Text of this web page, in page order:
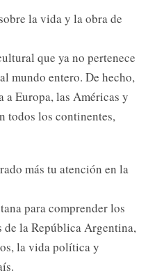
la vida y la obra de
que ya no pertenece
mundo entero. De hecho,
a Europa, las Américas y
todos los continentes,
más tu atención en la
para comprender los
la República Argentina,
la vida política y